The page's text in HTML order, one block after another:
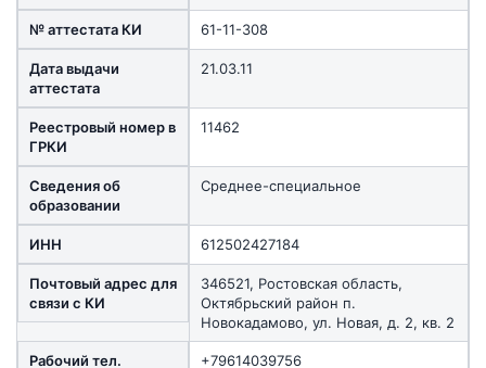
№ аттестата КИ 61-11-308
Дата выдачи
аттестата
21.03.11
Реестровый номер в
ГРКИ
11462
Сведения об
образовании
Среднее-специальное
ИНН 612502427184
Почтовый адрес для
связи с КИ
346521, Ростовская область,
Октябрьский район п.
Новокадамово, ул. Новая, д. 2, кв. 2
Рабочий тел. +79614039756